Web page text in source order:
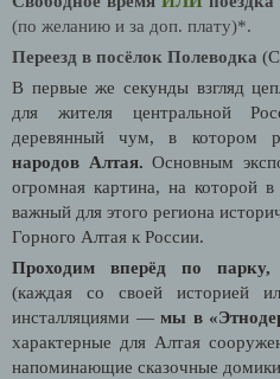
(по желанию и за доп. плату)*.
Переезд в посёлок Полеводка
В первые же секунды взгляд
для жителя центральной
деревянный чум, в котором
народов Алтая. Основным
огромная картина, на которой
важный для этого региона
Горного Алтая к России.
Проходим вперёд по парку,
(каждая со своей историей
инсталляциями —мы в
характерные для Алтая
напоминающие сказочные